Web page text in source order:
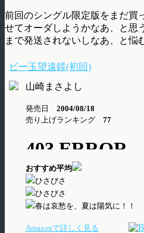
前回のシングル限定版をまだ買
せてオーダしようかなあ、と思
まで発送されないしなあ、と悩
ビー玉望遠鏡(初回)
山崎まさよし
発売日 2004/08/18
売り上げランキング 77
おすすめ平均
ひさびさ
ひさびさ
春は哀愁を、夏は陽気に！！
Amazonで詳しく見る